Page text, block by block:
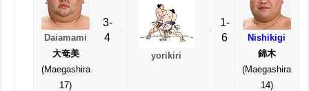
Daiamami
大奄美
(Maegashira
17)
3-
4
yorikiri
1-
6
Nishikigi
錦木
(Maegashira
14)